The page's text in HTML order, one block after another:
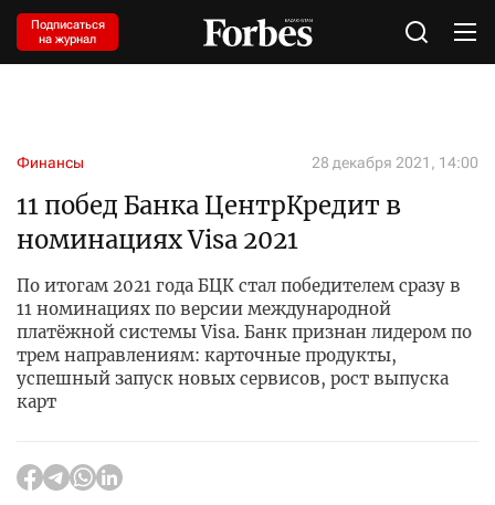
Подписаться
на журнал
Финансы 28 декабря 2021, 14:00
11 побед Банка ЦентрКредит в
номинациях Visa 2021
По итогам 2021 года БЦК стал победителем сразу в
11 номинациях по версии международной
платёжной системы Visa. Банк признан лидером по
трем направлениям: карточные продукты,
успешный запуск новых сервисов, рост выпуска
карт